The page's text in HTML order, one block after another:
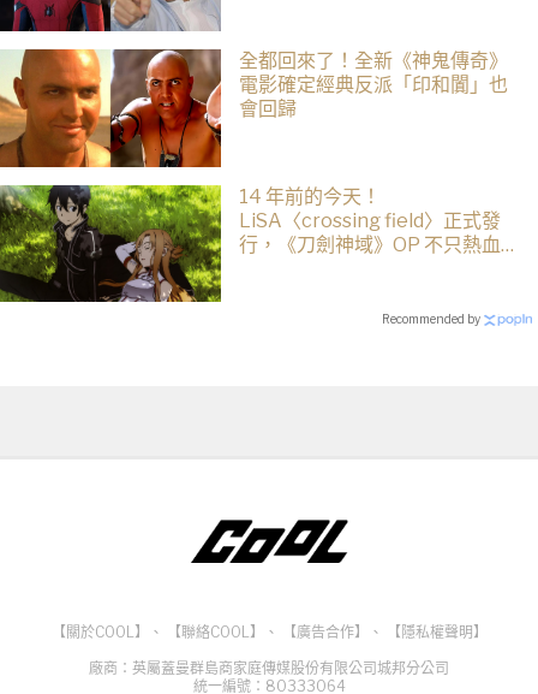
全都回來了！全新《神鬼傳奇》
電影確定經典反派「印和闐」也
會回歸
14 年前的今天！
LiSA〈crossing field〉正式發
行，《刀劍神域》OP 不只熱血還
Recommended by
【關於COOL】 、 【聯絡COOL】 、 【廣告合作】 、
【隱私權聲明】
廠商：英屬蓋曼群島商家庭傳媒股份有限公司城邦分公司
統一編號：80333064